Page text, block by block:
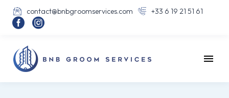

 contact@bnbgroomservices.com 
 +33 6 19 21 51 61